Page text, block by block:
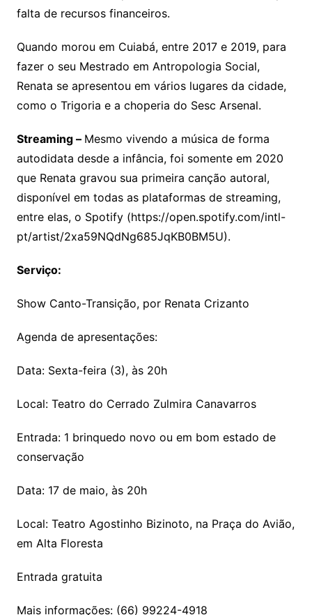
falta de recursos financeiros.
Quando morou em Cuiabá, entre 2017 e 2019, para
fazer o seu Mestrado em Antropologia Social,
Renata se apresentou em vários lugares da cidade,
como o Trigoria e a choperia do Sesc Arsenal.
Streaming – Mesmo vivendo a música de forma
autodidata desde a infância, foi somente em 2020
que Renata gravou sua primeira canção autoral,
disponível em todas as plataformas de streaming,
entre elas, o Spotify (https://open.spotify.com/intl-
pt/artist/2xa59NQdNg685JqKB0BM5U).
Serviço:
Show Canto-Transição, por Renata Crizanto
Agenda de apresentações:
Data: Sexta-feira (3), às 20h
Local: Teatro do Cerrado Zulmira Canavarros
Entrada: 1 brinquedo novo ou em bom estado de
conservação
Data: 17 de maio, às 20h
Local: Teatro Agostinho Bizinoto, na Praça do Avião,
em Alta Floresta
Entrada gratuita
Mais informações: (66) 99224-4918